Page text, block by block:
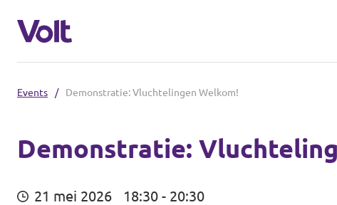
Afdelingen in de gemeenten
Volt Amsterdam
Events / Demonstratie: Vluchtelingen Welkom!
Demonstratie:
21 mei 2026
18:30 - 20:30